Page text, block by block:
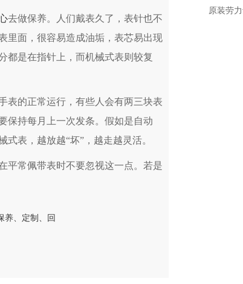
去做保养。人们戴表久了，表针也不
里面，很容易造成油垢，表芯易出现
都是在指针上，而机械式表则较复
的正常运行，有些人会有两三块表
保持每月上一次发条。假如是自动
表，越放越“坏”，越走越灵活。
平常佩带表时不要忽视这一点。若是
原装劳